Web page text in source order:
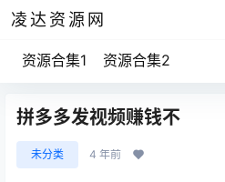
凌达资源网
资源合集1 资源合集2
拼多多发视频赚钱不
未分类 4 年前